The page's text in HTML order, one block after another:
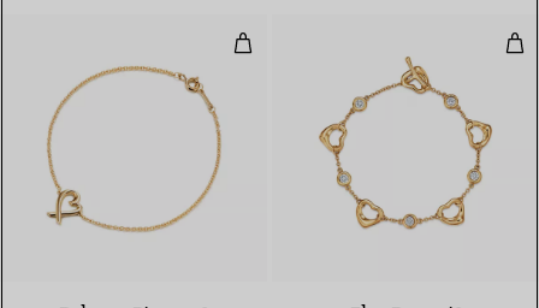
Loving Heart Armband